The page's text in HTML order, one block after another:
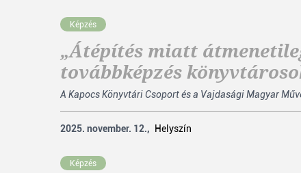
Képzés
„Átépítés miatt
továbbképzés
A Kapocs Könyvtári Csoport és a Vajdasági Magyar
2025. november. 12., Helyszín
Képzés